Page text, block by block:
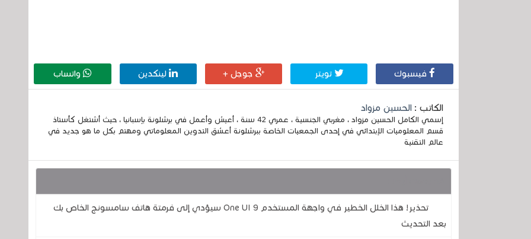
فيسبوك تويتر جوجل + لينكدين واتساب
الكاتب : الحسين مزواد
إسمي الكامل الحسين مزواد ، مغربي الجنسية ، عمري 42 سنة ، أعيش وأعمل في برشلونة بإسبانيا ، حيث أشتغل كأستاذ
قسم المعلوميات الإبتدائي في إحدى الجمعيات الخاصة ببرشلونة أعشق التدوين المعلوماتي ومهتم بكل ما هو جديد في
عالم التقنية
تحذير! هذا الخلل الخطير في واجهة المستخدم One UI 9 سيؤدي إلى فرمتة هاتف سامسونج الخاص بك
بعد التحديث